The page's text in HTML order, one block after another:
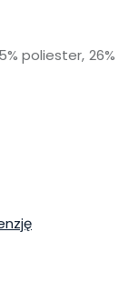
poliester, 26%